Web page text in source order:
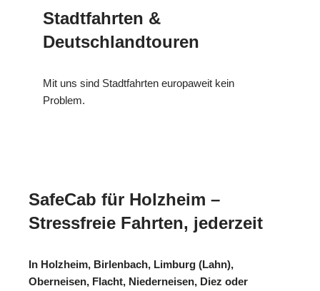
Stadtfahrten &
Deutschlandtouren
Mit uns sind Stadtfahrten europaweit kein
Problem.
SafeCab für Holzheim –
Stressfreie Fahrten, jederzeit
In Holzheim, Birlenbach, Limburg (Lahn),
Oberneisen, Flacht, Niederneisen, Diez oder